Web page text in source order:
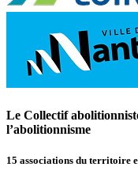
Le Collectif
l’abolitionnisme
15 associations du territoire